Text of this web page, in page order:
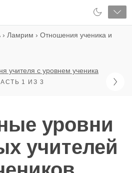
› Ламрим › Отношения ученика и
учителя с уровнем ученика
1 ИЗ 3
уровни
учителей